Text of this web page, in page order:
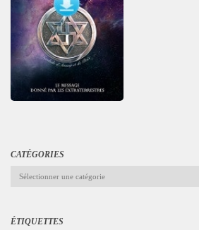
CATÉGORIES
Catégories
ÉTIQUETTES